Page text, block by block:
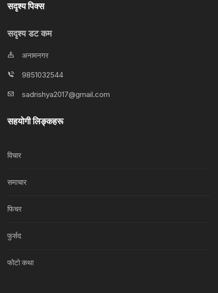
सदृश्य पिक्स
सदृश्य डट कम
अनामनगर
9851032544
sadrishya2017@gmail.com
सहयोगी लिङ्कहरू
विचार
समाचार
फिचर
फुर्सद
फोटो कथा